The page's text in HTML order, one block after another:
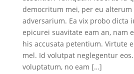
democritum mei, per eu alterum
adversarium. Ea vix probo dicta
epicurei suavitate eam an, nam
his accusata petentium. Virtute
mel. Id volutpat neglegentur
voluptatum, no eam […]